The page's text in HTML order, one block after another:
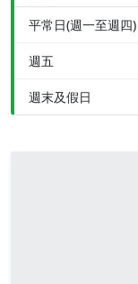
平常日(週一至週四)
週五
週末及假日